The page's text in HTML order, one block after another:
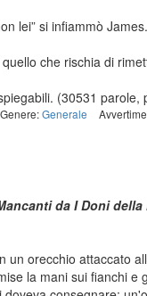
lei” si infiammò James.
che rischia di
(30531 parole,
Genere:Generale
da I Doni della
un orecchio attaccato
la mani sui fianchi e